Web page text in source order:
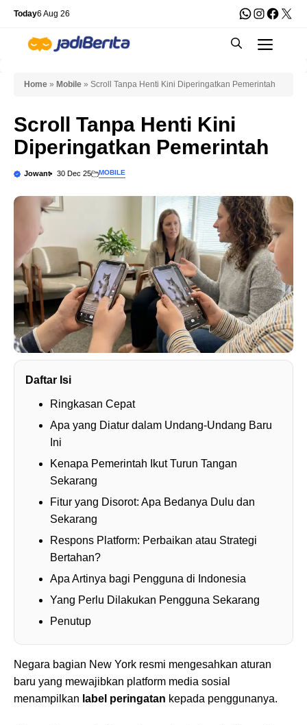
Skip
content
Today6 Aug 26 WhatsApp
X
Home » Mobile » Scroll Tanpa Henti Kini Diperingatkan Pemerintah
Scroll Tanpa Henti Kini
Diperingatkan Pemerintah
Jowant 30 Dec 25 MOBILE
Daftar Isi
Ringkasan Cepat
Apa yang Diatur dalam Undang-Undang Baru
Ini
Kenapa Pemerintah Ikut Turun Tangan
Sekarang
Fitur yang Disorot: Apa Bedanya Dulu dan
Sekarang
Respons Platform: Perbaikan atau Strategi
Bertahan?
Apa Artinya bagi Pengguna di Indonesia
Yang Perlu Dilakukan Pengguna Sekarang
Penutup
Negara bagian New York resmi mengesahkan aturan
baru yang mewajibkan platform media sosial
menampilkan label peringatan kepada penggunanya.